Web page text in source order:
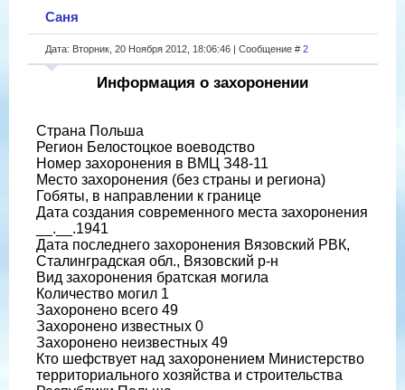
Саня
Дата: Вторник, 20 Ноября 2012, 18:06:46 | Сообщение # 2
Информация о захоронении
Страна Польша
Регион Белостоцкое воеводство
Номер захоронения в ВМЦ З48-11
Место захоронения (без страны и региона)
Гобяты, в направлении к границе
Дата создания современного места захоронения
__.__.1941
Дата последнего захоронения Вязовский РВК,
Сталинградская обл., Вязовский р-н
Вид захоронения братская могила
Количество могил 1
Захоронено всего 49
Захоронено известных 0
Захоронено неизвестных 49
Кто шефствует над захоронением Министерство
территориального хозяйства и строительства